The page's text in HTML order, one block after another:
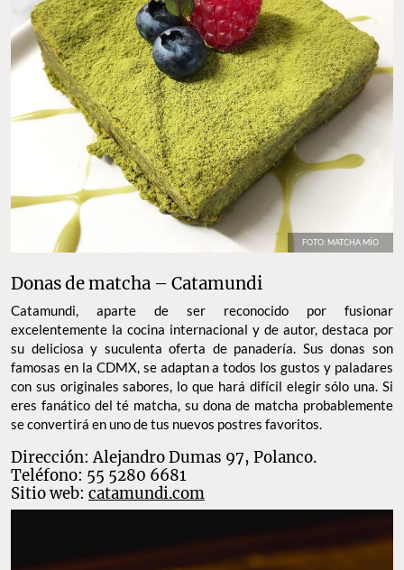
FOTO: MATCHA MÍO
Donas de matcha – Catamundi
Catamundi, aparte de ser reconocido por fusionar
excelentemente la cocina internacional y de autor, destaca por
su deliciosa y suculenta oferta de panadería. Sus donas son
famosas en la CDMX, se adaptan a todos los gustos y paladares
con sus originales sabores, lo que hará difícil elegir sólo una. Si
eres fanático del té matcha, su dona de matcha probablemente
se convertirá en uno de tus nuevos postres favoritos.
Dirección: Alejandro Dumas 97, Polanco.
Teléfono: 55 5280 6681
Sitio web: catamundi.com